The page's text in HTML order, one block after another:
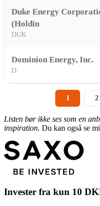
Duke Energy
(Holdin
DUK
Dominion Energy, Inc.
D
1 2
Listen bør ikke ses som en
inspiration. Du kan også se
Invester fra kun 10